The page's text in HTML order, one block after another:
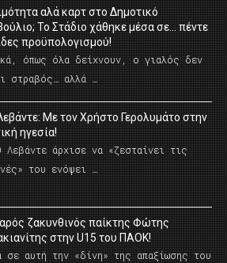
αλά καρτ στο Δημοτικό
Το Στάδιο χάθηκε μέσα σε… πέντε
προϋπολογισμού!
όπως όλα δείχνουν, ο γιαλός δεν
στραβός… αλλά …
Με τον Χρήστο Γερολυμάτο στην
ηγεσία!
Λεβάντε άρχισε να «ζεσταίνει τις
του ενόψει …
ζακυνθινός παίκτης Φώτης
στην U15 του ΠΑΟΚ!
σε αυτή την «δίνη» της απαξίωσης του